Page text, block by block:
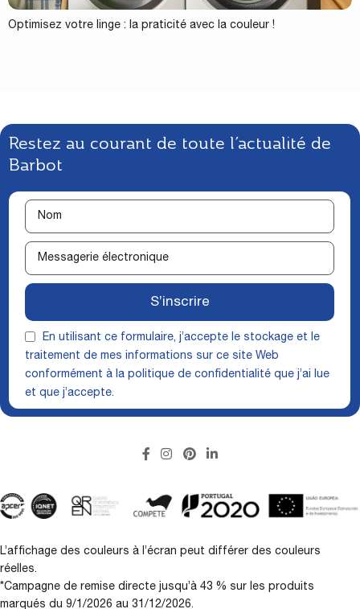
Optimisez votre linge : la praticité avec la couleur !
Restez au courant de toute l’actualité de
Barbot
En utilisant ce formulaire, j’accepte le stockage et le
traitement de mes informations sur ce site Web
conformément à la politique de confidentialité que j’ai lue
et que j’accepte.
S’inscrire
L’affichage des couleurs à l’écran peut différer des couleurs
réelles.
*Campagne de remise directe jusqu’à 43 % sur les produits
marqués du 9/1/2026 au 31/12/2026.